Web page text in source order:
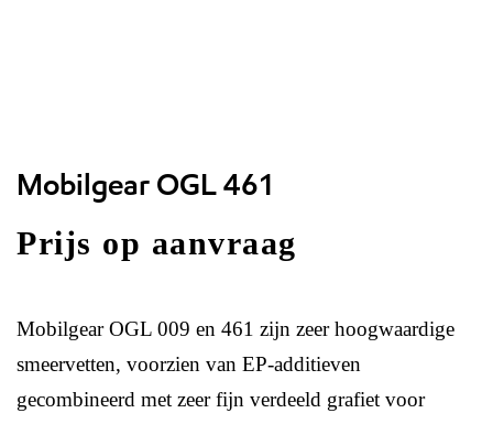
Mobilgear OGL 461
Prijs op aanvraag
Mobilgear OGL 009 en 461 zijn zeer hoogwaardige
smeervetten, voorzien van EP-additieven
gecombineerd met zeer fijn verdeeld grafiet voor